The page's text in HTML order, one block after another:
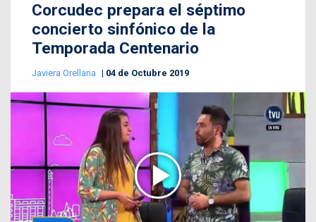
Corcudec prepara el séptimo
concierto sinfónico de la
Temporada Centenario
Javiera Orellana 04 de Octubre 2019